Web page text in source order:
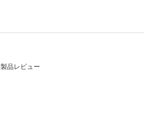
品レビュー